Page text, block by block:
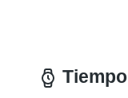
Tiempo